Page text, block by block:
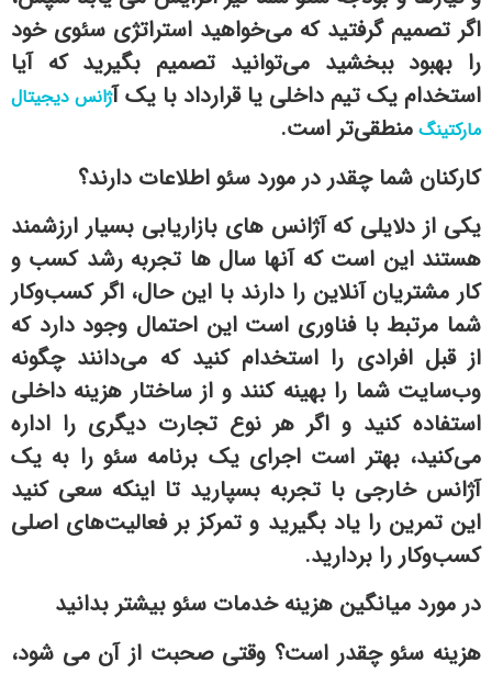
اگر تصمیم گرفتید که می‌خواهید استراتژی سئوی خود
را بهبود ببخشید می‌توانید تصمیم بگیرید که آیا
استخدام یک تیم داخلی یا قرارداد با یکآژانس دیجیتال
مارکتینگ منطقی‌تر است.
کارکنان شما چقدر در مورد سئو اطلاعات دارند؟
یکی از دلایلی که آژانس های بازاریابی بسیار ارزشمند
هستند این است که آنها سال ها تجربه رشد کسب و
کار مشتریان آنلاین را دارند با این حال، اگر کسب‌وکار
شما مرتبط با فناوری است این احتمال وجود دارد که
از قبل افرادی را استخدام کنید که می‌دانند چگونه
وب‌سایت شما را بهینه کنند و از ساختار هزینه داخلی
استفاده کنید و اگر هر نوع تجارت دیگری را اداره
می‌کنید، بهتر است اجرای یک برنامه سئو را به یک
آژانس خارجی با تجربه بسپارید تا اینکه سعی کنید
این تمرین را یاد بگیرید و تمرکز بر فعالیت‌های اصلی
کسب‌وکار را بردارید.
در مورد میانگین هزینه خدمات سئو بیشتر بدانید
هزینه سئو چقدر است؟ وقتی صحبت از آن می شود،